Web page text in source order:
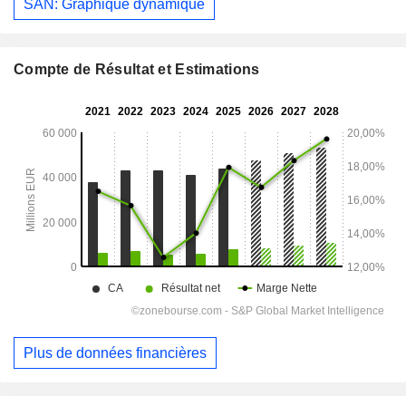
SAN: Graphique dynamique
Compte de Résultat et Estimations
Plus de données financières